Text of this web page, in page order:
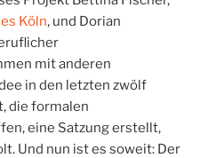
Köln, und Dorian
mit anderen
in den letzten zwölf
die formalen
eine Satzung erstellt,
Und nun ist es soweit: Der